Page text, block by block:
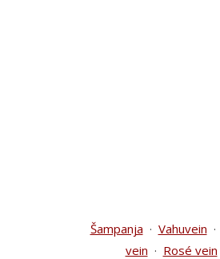
Šampanja · Vahuvein ·
vein · Rosé vein